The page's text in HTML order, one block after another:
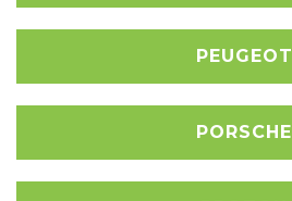
PEUGEOT
PORSCHE